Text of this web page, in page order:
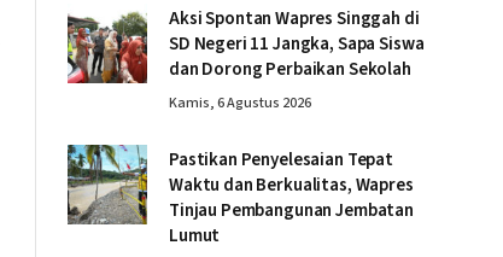
Aksi Spontan Wapres Singgah di
SD Negeri 11 Jangka, Sapa Siswa
dan Dorong Perbaikan Sekolah
Kamis, 6 Agustus 2026
Pastikan Penyelesaian Tepat
Waktu dan Berkualitas, Wapres
Tinjau Pembangunan Jembatan
Lumut